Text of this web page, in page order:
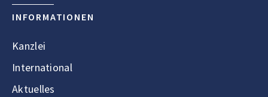
INFORMATIONEN
Kanzlei
International
Aktuelles